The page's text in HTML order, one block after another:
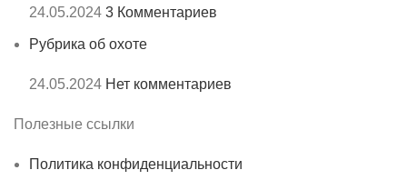
24.05.2024 3 Комментариев
Рубрика об охоте
24.05.2024 Нет комментариев
Полезные ссылки
Политика конфиденциальности